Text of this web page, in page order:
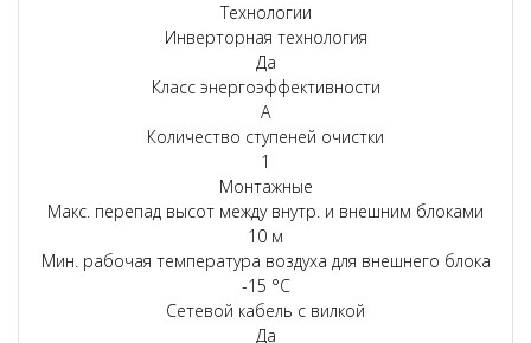
Технологии
Инверторная технология
Да
Класс энергоэффективности
A
Количество ступеней очистки
1
Монтажные
Макс. перепад высот между внутр. и внешним блоками
10 м
Мин. рабочая температура воздуха для внешнего блока
-15 °С
Сетевой кабель с вилкой
Да